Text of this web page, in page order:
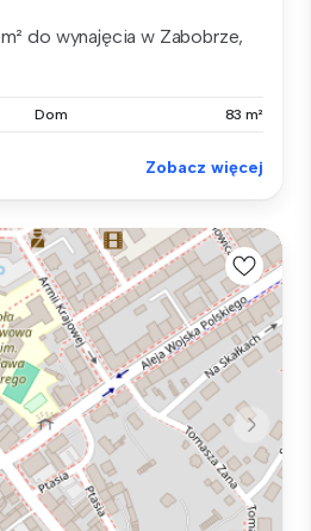
do wynajęcia w Zabobrze,
Dom 83 m²
Zobacz więcej